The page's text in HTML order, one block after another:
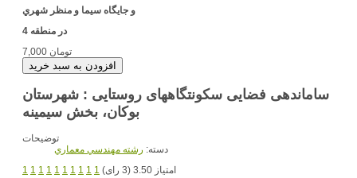
و جايگاه سيما و منظر شهري
در منطقه 4
7,000 تومان
ساماندهی فضایی سکونتگاههای روستایی : شهرستان
بوکان، بخش سیمینه
توضیحات
دسته: رشته مهندسي معماري
1 1 1 1 1 1 1 1 1 1
امتیاز 3.50 (3 رای)